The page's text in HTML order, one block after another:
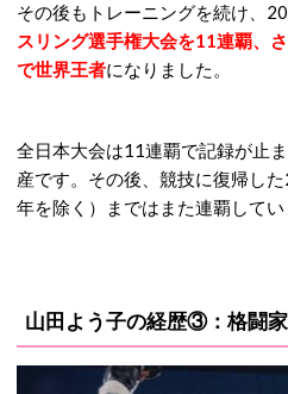
その後もトレーニングを続け、
スリング選手権大会を11連覇、
で世界王者になりました。
全日本大会は11連覇で記録が止
産です。その後、競技に復帰し
年を除く）まではまた連覇してい
山田よう子の経歴③：格闘